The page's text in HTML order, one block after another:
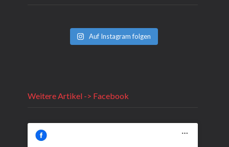
Auf Instagram folgen
Weitere Artikel -> Facebook